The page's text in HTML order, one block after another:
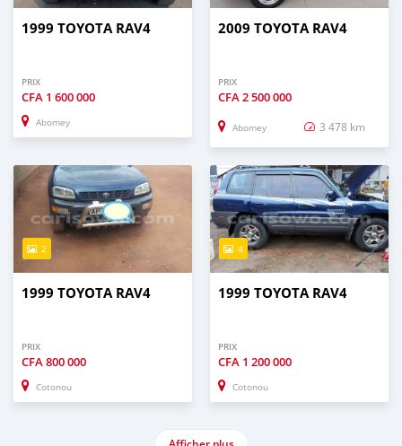
1999 TOYOTA RAV4
PRIX
CFA 1 600 000
Abomey
2009 TOYOTA RAV4
PRIX
CFA2 500 000
Abomey 3 478 km
2
1999 TOYOTA RAV4
PRIX
CFA800 000
Cotonou
4
1999 TOYOTA RAV4
PRIX
CFA 1 200 000
Cotonou